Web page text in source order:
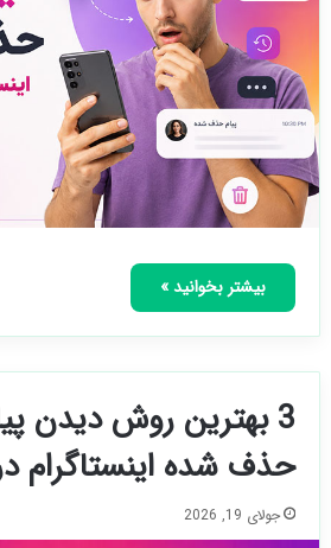
بیشتر بخوانید »
3 بهترین روش دیدن
حذف شده اینستاگرام
جولای 19, 2026